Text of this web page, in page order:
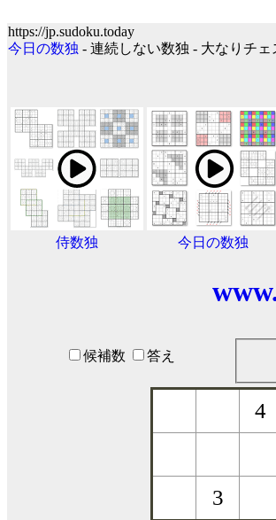
https://jp.sudoku.today
今日の数独 - 連続しない数独 - 大なりチ
侍数独 今日の数独
候補数 答え